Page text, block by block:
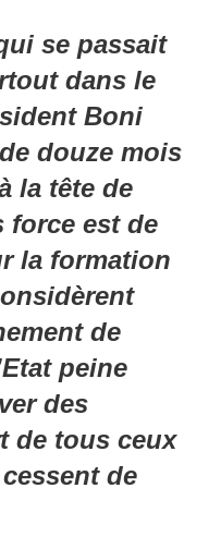
se passait
dans le
Boni
douze mois
la tête de
force est de
la formation
de
peine
des
de tous ceux
de